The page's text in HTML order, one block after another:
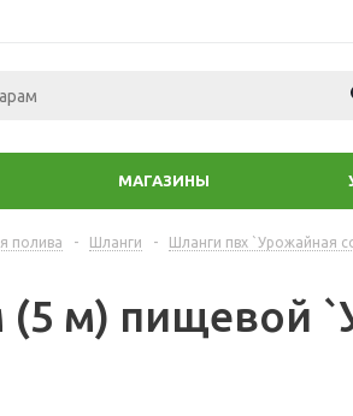
МАГАЗИНЫ
полива - Шланги - Шланги пвх `Урожайная
м) пищевой